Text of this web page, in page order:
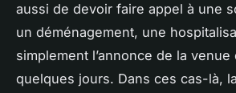
aussi de devoir faire appel à une
un déménagement, une
simplement l’annonce de la venue
quelques jours. Dans ces cas-là,